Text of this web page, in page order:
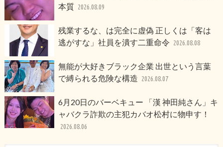
本質 2026.08.09
残業するな、は完全に虚偽 正しくは「客は
逃がすな」社員を潰す二重命令 2026.08.08
無能が大好きブラック企業 出世という言葉
で縛られる危険な構造 2026.08.07
6月20日のバーベキュー 「漢 神田純さん」キ
ャバクラ詐欺の主犯カバオ松村に物申す！
2026.08.06